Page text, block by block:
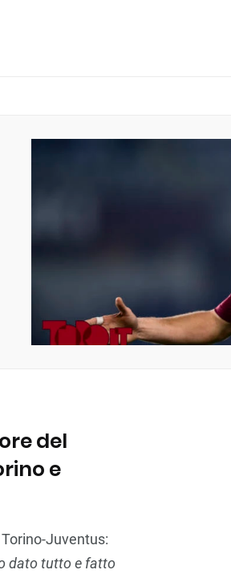
del
e
Juventus:
dato tutto e fatto